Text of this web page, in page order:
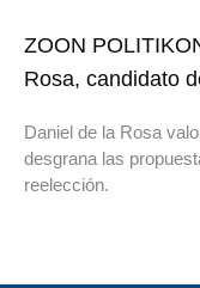
ZOON
Rosa, candidato
Daniel de la Rosa
desgrana las
reelección.